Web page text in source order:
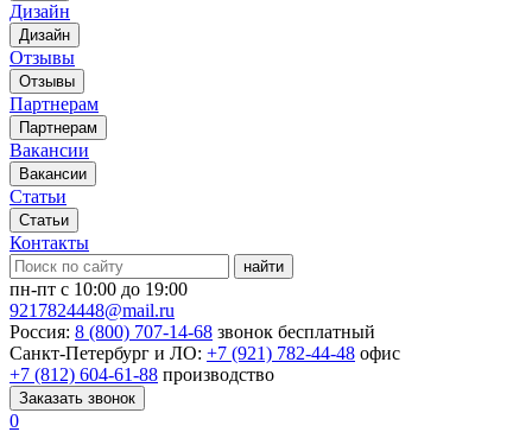
Дизайн
Дизайн
Отзывы
Отзывы
Партнерам
Партнерам
Вакансии
Вакансии
Статьи
Статьи
Контакты
найти
пн-пт с 10:00 до 19:00
9217824448@mail.ru
Россия: 8 (800) 707-14-68 звонок бесплатный
Санкт-Петербург и ЛО: +7 (921) 782-44-48 офис
+7 (812) 604-61-88 производство
Заказать звонок
0